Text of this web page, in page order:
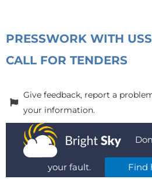
PRESSWORK WITH US
CALL FOR TENDERS
Give feedback, report a
your information.
your fault. Find